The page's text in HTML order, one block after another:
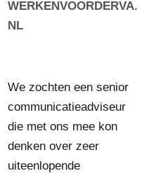
v
A
WERKENVOORDERVA.
NL
L
r
a
M
We zochten een senior
communicatieadviseur
die met ons mee kon
denken over zeer
uiteenlopende